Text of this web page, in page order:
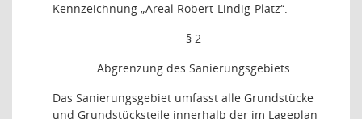
Kennzeichnung „Areal Robert-Lindig-Platz“.
§ 2
Abgrenzung des Sanierungsgebiets
Das Sanierungsgebiet umfasst alle Grundstücke
und Grundstücksteile innerhalb der im Lageplan